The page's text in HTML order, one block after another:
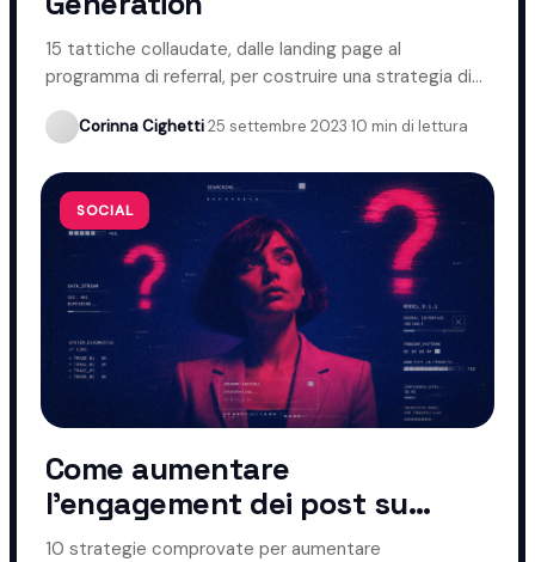
15 tattiche collaudate, dalle landing page al
programma di referral, per costruire una strategia di
Corinna Cighetti·25 settembre 2023·10 min di lettura
SOCIAL
Come aumentare
l'engagement dei post su
Instagram
10 strategie comprovate per aumentare